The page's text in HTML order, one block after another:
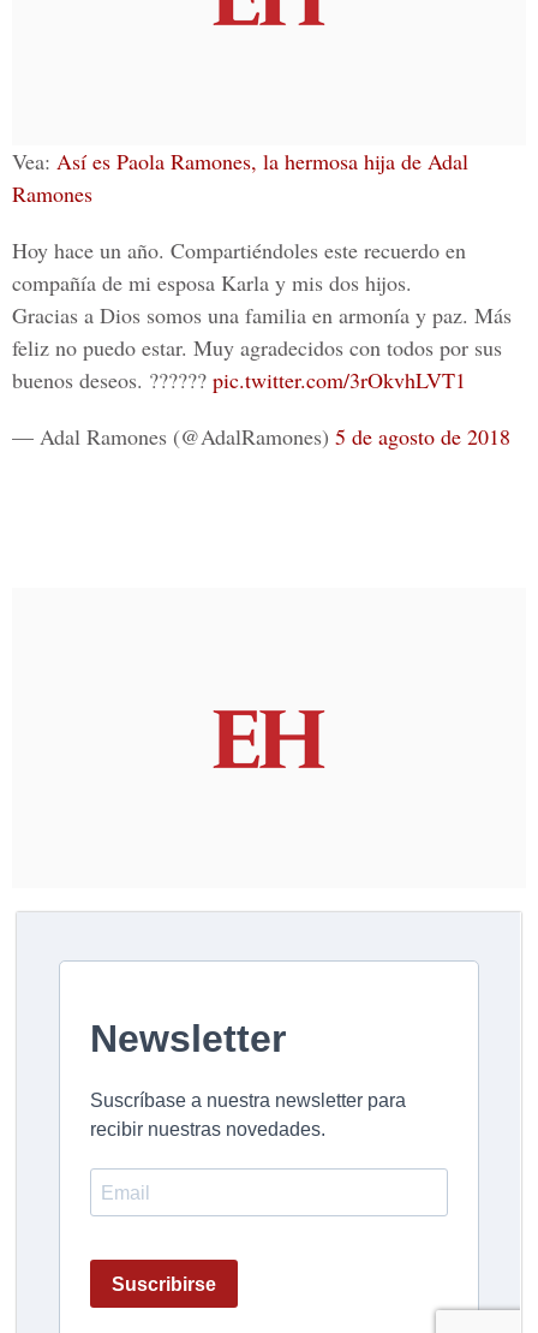
Vea: Así es Paola Ramones, la hermosa hija de Adal
Ramones
Hoy hace un año. Compartiéndoles este recuerdo en
compañía de mi esposa Karla y mis dos hijos.
Gracias a Dios somos una familia en armonía y paz. Más
feliz no puedo estar. Muy agradecidos con todos por sus
buenos deseos. ?????? pic.twitter.com/3rOkvhLVT1
— Adal Ramones (@AdalRamones) 5 de agosto de 2018